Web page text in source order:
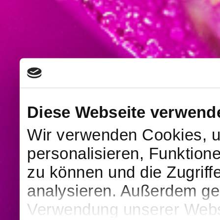
Diese Webseite
Wir verwenden Cookies,
personalisieren,
zu können und die
analysieren. Außerdem
Verwendung unserer